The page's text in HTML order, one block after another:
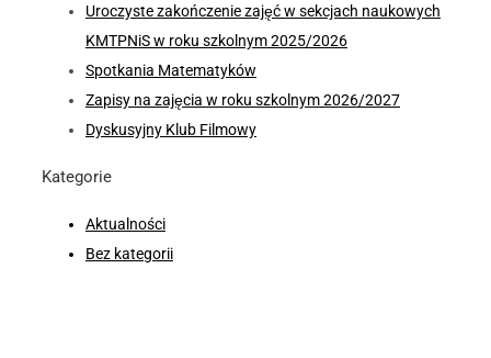
Uroczyste zakończenie zajęć w sekcjach naukowych
KMTPNiS w roku szkolnym 2025/2026
Spotkania Matematyków
Zapisy na zajęcia w roku szkolnym 2026/2027
Dyskusyjny Klub Filmowy
Kategorie
Aktualności
Bez kategorii